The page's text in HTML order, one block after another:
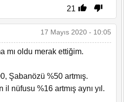
21
17 Mayıs 2020 - 10:05
mı oldu merak ettiğim.
Şabanözü %50 artmış.
nüfusu %16 artmış aynı yıl.